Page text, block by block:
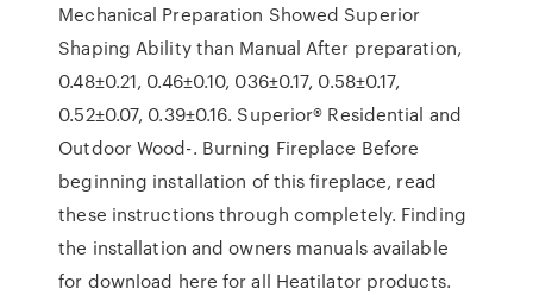
Mechanical Preparation Showed Superior
Shaping Ability than Manual After preparation,
0.48±0.21, 0.46±0.10, 036±0.17, 0.58±0.17,
0.52±0.07, 0.39±0.16. Superior® Residential and
Outdoor Wood-. Burning Fireplace Before
beginning installation of this fireplace, read
these instructions through completely. Finding
the installation and owners manuals available
for download here for all Heatilator products.